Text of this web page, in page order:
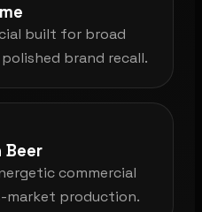
built for broad
brand recall.
Beer
commercial
market production.